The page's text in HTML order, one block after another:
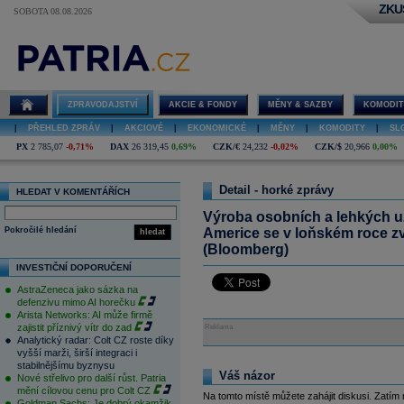
SOBOTA 08.08.2026
ZPRAVODAJSTVÍ AKCIE & FONDY MĚNY & SAZBY
PŘEHLED ZPRÁV AKCIOVÉ EKONOMICKÉ MĚNY KOMODITY
PX 2 785,07 -0,71% DAX 26 319,45 0,69% CZK/€ 24,232 -0,02% CZK/$ 20,966 0,00%
HLEDAT V KOMENTÁŘÍCH
hledat
Pokročilé hledání
INVESTIČNÍ DOPORUČENÍ
AstraZeneca jako sázka na
defenzivu mimo AI horečku
Arista Networks: AI může firmě
zajistit příznivý vítr do zad
Analytický radar: Colt CZ roste díky
vyšší marži, širší integraci i
stabilnějšímu byznysu
Nové střelivo pro další růst. Patria
mění cílovou cenu pro Colt CZ
Detail - horké zprávy
Výroba osobních a lehkých
Americe se v loňském roce
(Bloomberg)
Reklama
Váš názor
Na tomto místě můžete zahájit diskusi.